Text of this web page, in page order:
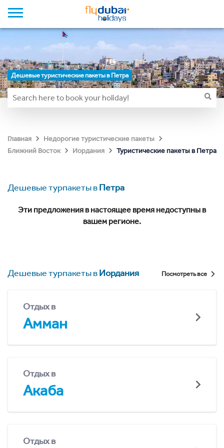
Дешевые туристические пакеты в Петра
Главная
Недорогие туристические пакеты
Ближний Восток
Иордания Туристические пакеты в Петра
Дешевые турпакеты вПетра
Эти предложения в настоящее время недоступны в
вашем регионе.
Дешевые турпакеты вИордания Посмотреть все
Отдых в
Амман
Отдых в
Акаба
Отдых в